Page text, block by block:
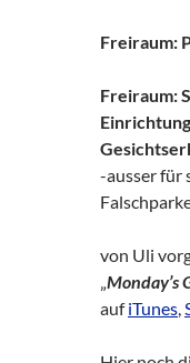
Freiraum:
Freiraum:
-ausser für
von Uli
„Monday’s
aufiTunes,